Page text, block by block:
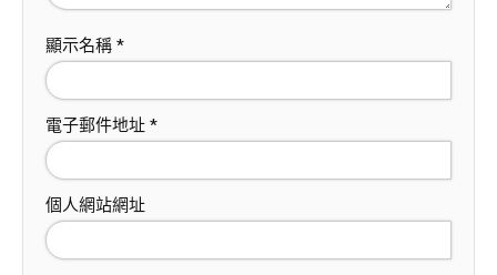
顯示名稱 *
電子郵件地址 *
個人網站網址